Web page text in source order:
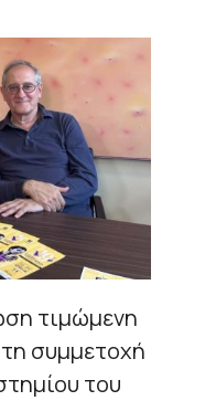
τιμώμενη
τη συμμετοχή
του